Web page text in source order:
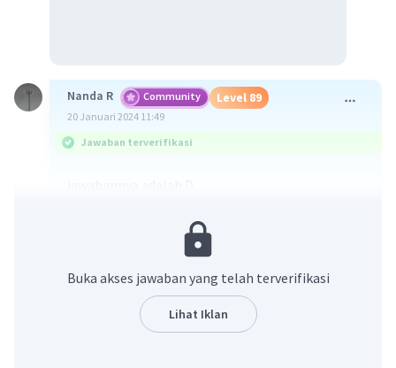
Nanda R Community Level 89
20 Januari 2024 11:49
Jawaban terverifikasi
Saraf fasial dan saraf glosofaringeal merupakan
saraf kranial yang terhubung dengan
kemoreseptor di kuncup pengecap lidah,
sehingga memungkinkan lidah untuk mengecap
rasa makanan.
Buka akses jawaban yang telah terverifikasi
Lihat Iklan